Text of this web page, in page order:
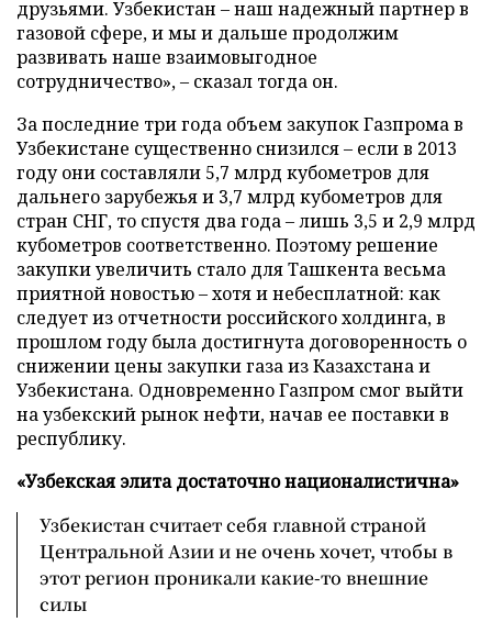
друзьями. Узбекистан – наш надежный партнер в
газовой сфере, и мы и дальше продолжим
развивать наше взаимовыгодное
сотрудничество», – сказал тогда он.
За последние три года объем закупок Газпрома в
Узбекистане существенно снизился – если в 2013
году они составляли 5,7 млрд кубометров для
дальнего зарубежья и 3,7 млрд кубометров для
стран СНГ, то спустя два года – лишь 3,5 и 2,9 млрд
кубометров соответственно. Поэтому решение
закупки увеличить стало для Ташкента весьма
приятной новостью – хотя и небесплатной: как
следует из отчетности российского холдинга, в
прошлом году была достигнута договоренность о
снижении цены закупки газа из Казахстана и
Узбекистана. Одновременно Газпром смог выйти
на узбекский рынок нефти, начав ее поставки в
республику.
«Узбекская элита достаточно националистична»
Узбекистан считает себя главной страной
Центральной Азии и не очень хочет, чтобы в
этот регион проникали какие-то внешние
силы